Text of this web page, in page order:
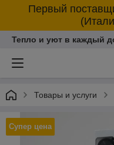
Первый
Тепло и уют в каждый
Товары и услуги
Супер цена